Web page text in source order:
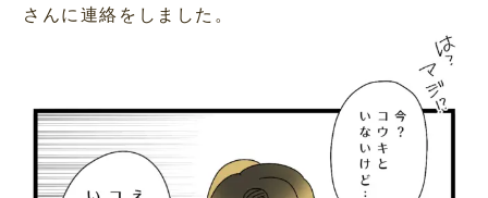
さんに連絡をしました。